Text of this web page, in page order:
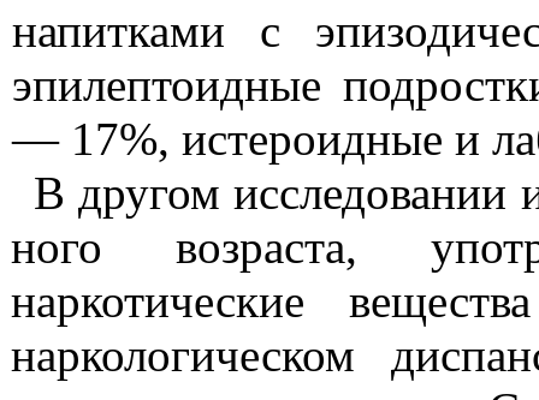
напитками с
эпилептоидные
— 17%,истероидные и
В другом исследовании
ного возраста,
наркотические
наркологическом